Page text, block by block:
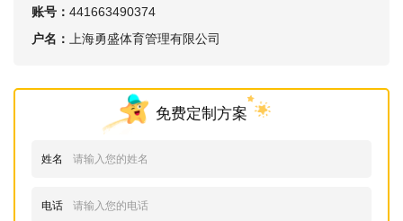
账号： 441663490374
户名： 上海勇盛体育管理有限公司
免费定制方案
姓名
电话